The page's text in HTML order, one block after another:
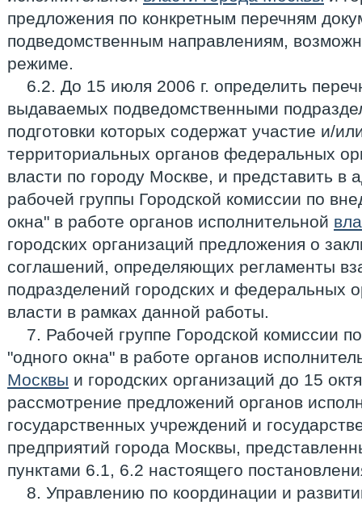
предложения по конкретным перечням
подведомственным направлениям,
режиме.
6.2. До 15 июля 2006 г. определить
выдаваемых подведомственными
подготовки которых содержат участие и/
территориальных органов федеральных
власти по городу Москве, и представить в
рабочей группы Городской комиссии по
окна" в работе органов исполнительной
городских организаций предложения о
соглашений, определяющих регламенты
подразделений городских и федеральных
власти в рамках данной работы.
7. Рабочей группе Городской комиссии
"одного окна" в работе органов
Москвы и городских организаций до 15
рассмотрение предложений органов
государственных учреждений и
предприятий города Москвы,
пунктами 6.1, 6.2 настоящего
8. Управлению по координации и